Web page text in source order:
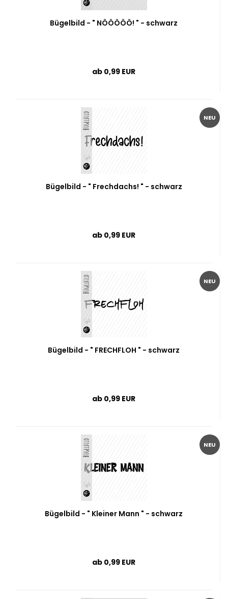
Bügelbild - " NÖÖÖÖÖ! " - schwarz
ab 0,99 EUR
NEU
Bügelbild - " Frechdachs! " - schwarz
ab 0,99 EUR
NEU
Bügelbild - " FRECHFLOH " - schwarz
ab 0,99 EUR
NEU
Bügelbild - " Kleiner Mann " - schwarz
ab 0,99 EUR